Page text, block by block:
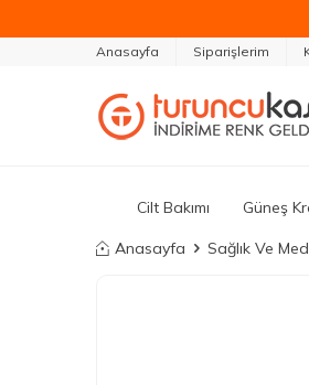
Anasayfa Siparişlerim
Cilt Bakımı Güneş
Anasayfa Sağlık Ve